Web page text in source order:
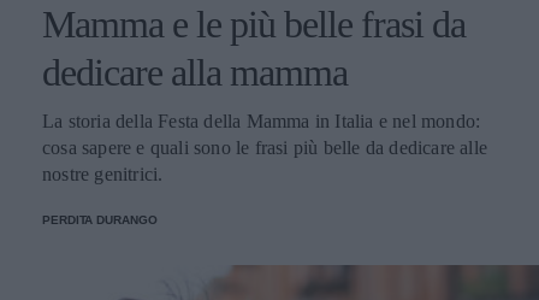
Mamma e le più belle frasi da
dedicare alla mamma
La storia della Festa della Mamma in Italia e nel mondo:
cosa sapere e quali sono le frasi più belle da dedicare alle
nostre genitrici.
PERDITA DURANGO